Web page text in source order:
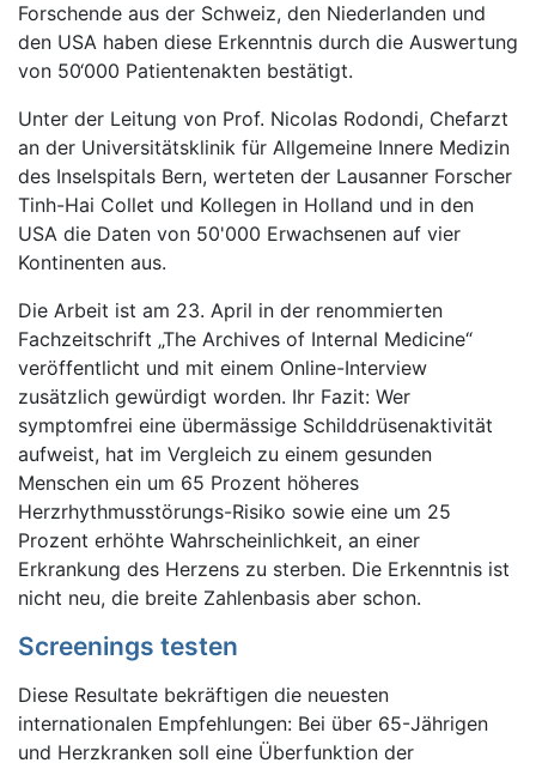
Rubriken
Forschende aus der Schweiz, den Niederlanden und
den USA haben diese Erkenntnis durch die Auswertung
von 50‘000 Patientenakten bestätigt.
Unter der Leitung von Prof. Nicolas Rodondi, Chefarzt
an der Universitätsklinik für Allgemeine Innere Medizin
des Inselspitals Bern, werteten der Lausanner Forscher
Tinh-Hai Collet und Kollegen in Holland und in den
USA die Daten von 50'000 Erwachsenen auf vier
Kontinenten aus.
Die Arbeit ist am 23. April in der renommierten
Fachzeitschrift „The Archives of Internal Medicine“
veröffentlicht und mit einem Online-Interview
zusätzlich gewürdigt worden. Ihr Fazit: Wer
symptomfrei eine übermässige Schilddrüsenaktivität
aufweist, hat im Vergleich zu einem gesunden
Menschen ein um 65 Prozent höheres
Herzrhythmusstörungs-Risiko sowie eine um 25
Prozent erhöhte Wahrscheinlichkeit, an einer
Erkrankung des Herzens zu sterben. Die Erkenntnis ist
nicht neu, die breite Zahlenbasis aber schon.
Screenings testen
Diese Resultate bekräftigen die neuesten
internationalen Empfehlungen: Bei über 65-Jährigen
und Herzkranken soll eine Überfunktion der